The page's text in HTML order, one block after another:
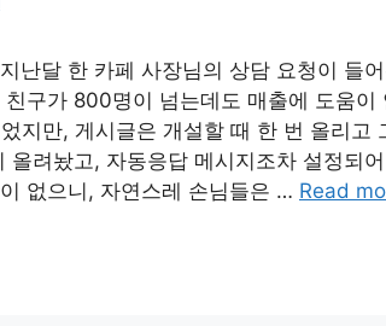
난달 한 카페 사장님의 상담 요청이 들
구가 800명이 넘는데도 매출에 도움이
지만, 게시글은 개설할 때 한 번 올리고
올려놨고, 자동응답 메시지조차 설정되
없으니, 자연스레 손님들은 … Read